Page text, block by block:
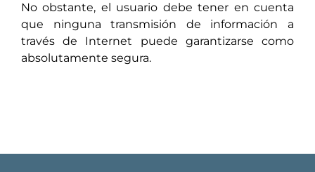
No obstante, el usuario debe tener en cuenta
que ninguna transmisión de información a
través de Internet puede garantizarse como
absolutamente segura.